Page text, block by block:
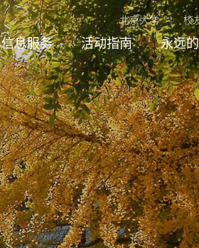
北京大学 校
信息服务 活动指南 永远